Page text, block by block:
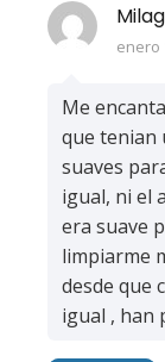
enero
Me
que tenian
suaves
igual, ni el
era suave
limpiarme
desde que
igual , han